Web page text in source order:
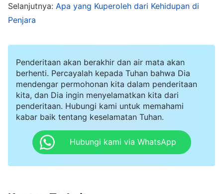
mengkhianati Tuhan dan masih melaksanakan
tugasnya semampunya. Mengapa Tuhan tidak
harus diamputasi?" Aku tidak bisa
memahaminya. "Dia tetap teguh dalam
kesaksiannya, jadi mengapa Tuhan tidak
melindunginya? Tampaknya meninggalkan
segala sesuatu dan mengorbankan diri tidak
menjamin pemeliharaan dan perlindungan
Tuhan! Tuhan bahkan tidak memberikan upah
atau berkat khusus apa pun kepada mereka yang
Selanjutnya: Apa yang Kuperoleh dari Kehidupan di
Penjara
Penderitaan akan berakhir dan air mata akan
berhenti. Percayalah kepada Tuhan bahwa Dia
mendengar permohonan kita dalam penderitaan
kita, dan Dia ingin menyelamatkan kita dari
penderitaan. Hubungi kami untuk memahami
kabar baik tentang keselamatan Tuhan.
Hubungi kami via WhatsApp